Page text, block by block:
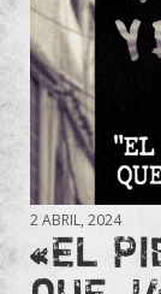
2 ABRIL, 2024
«EL